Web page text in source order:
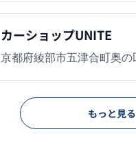
カーショップUNITE
京都府綾部市五津合町奥の
もっと見る